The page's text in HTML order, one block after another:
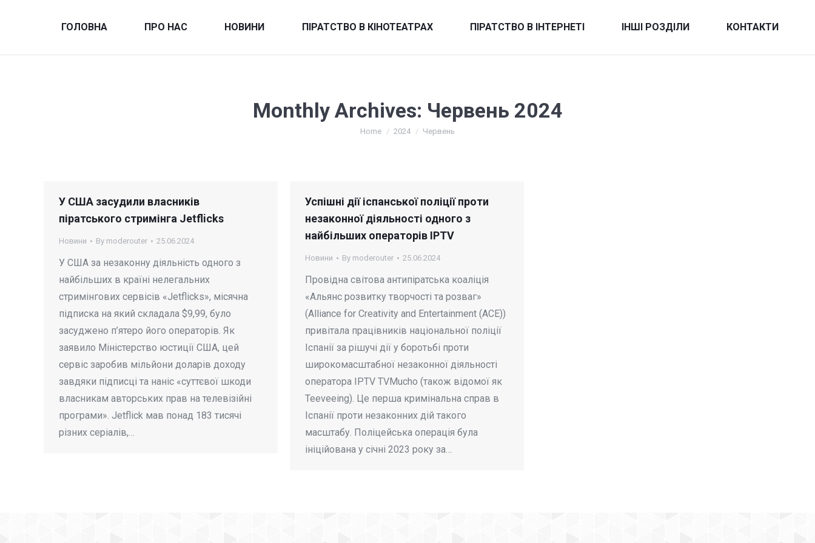
ГОЛОВНА ПРО НАС НОВИНИ ПІРАТСТВО В КІНОТЕАТРАХ ПІРАТСТВО В ІНТЕРНЕТІ ІНШІ РОЗДІЛИ КОНТАКТИ
Monthly Archives: Червень 2024
You are here:
Home 2024 Червень
У США засудили власників
піратського стримінга Jetflicks
Новини By moderouter 25.06.2024
У США за незаконну діяльність одного з
найбільших в країні нелегальних
стримінгових сервісів «Jetflicks», місячна
підписка на який складала $9,99, було
засуджено п’ятеро його операторів. Як
заявило Міністерство юстиції США, цей
сервіс заробив мільйони доларів доходу
завдяки підписці та наніс «суттєвої шкоди
власникам авторських прав на телевізійні
програми». Jetflick мав понад 183 тисячі
різних серіалів,…
Успішні дії іспанської поліції проти
незаконної діяльності одного з
найбільших операторів IPTV
Новини By moderouter 25.06.2024
Провідна світова антипіратська коаліція
«Альянс розвитку творчості та розваг»
(Alliance for Creativity and Entertainment (ACE))
привітала працівників національної поліції
Іспанії за рішучі дії у боротьбі проти
широкомасштабної незаконної діяльності
оператора IPTV TVMucho (також відомої як
Teeveeing). Це перша кримінальна справ в
Іспанії проти незаконних дій такого
масштабу. Поліцейська операція була
ініційована у січні 2023 року за…